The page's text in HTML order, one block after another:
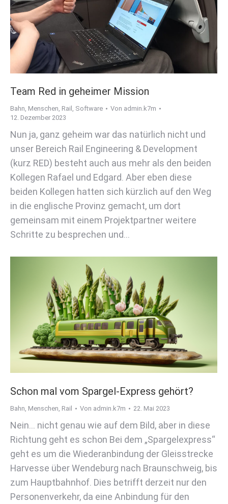
Team Red in geheimer Mission
Bahn Menschen Rail Software Von admin.k7m
12. Dezember 2023
Nun ja, ganz geheim war das natürlich nicht und
unser Bereich Rail Engineering & Development
(kurz RED) besteht auch aus mehr als den beiden
Kollegen Rafael und Edgard. Aber eben diese
beiden Kollegen hatten sich kürzlich auf den Weg
in die englische Provinz gemacht, um dort
gemeinsam mit einem Projektpartner weitere
Schritte zu besprechen und…
Schon mal vom Spargel-Express gehört?
Bahn Menschen Rail Von admin.k7m 22. Mai 2023
Nein… nicht genau wie auf dem Bild, aber in diese
Richtung geht es schon Bei dem „Spargelexpress“
geht es um die Wiederanbindung der Gleisstrecke
Harvesse über Wendeburg nach Braunschweig, bis
zum Hauptbahnhof. Dies betrifft derzeit nur den
Personenverkehr, da eine Anbindung für den